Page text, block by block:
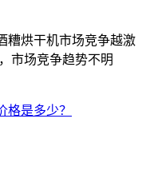
烘干机市场竞争越激
市场竞争趋势不明
格是多少？